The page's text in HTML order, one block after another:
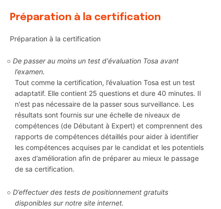
Préparation à la certification
Préparation à la certification
De passer au moins un test d'évaluation Tosa avant
l’examen.
Tout comme la certification, l’évaluation Tosa est un test
adaptatif. Elle contient 25 questions et dure 40 minutes. Il
n'est pas nécessaire de la passer sous surveillance. Les
résultats sont fournis sur une échelle de niveaux de
compétences (de Débutant à Expert) et comprennent des
rapports de compétences détaillés pour aider à identifier
les compétences acquises par le candidat et les potentiels
axes d’amélioration afin de préparer au mieux le passage
de sa certification.
D’effectuer des tests de positionnement gratuits
disponibles sur notre site internet.